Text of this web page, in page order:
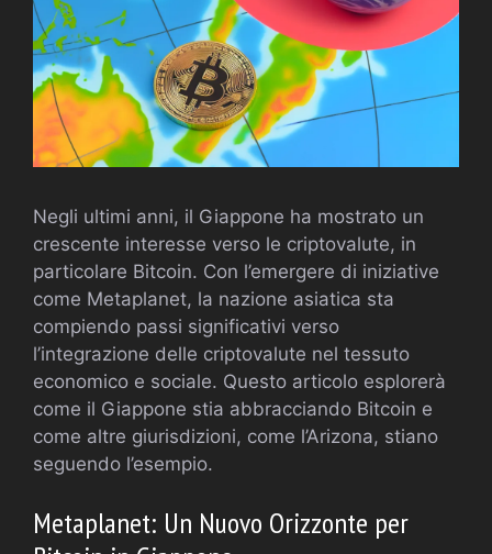
Negli ultimi anni, il Giappone ha mostrato un
crescente interesse verso le criptovalute, in
particolare Bitcoin. Con l’emergere di iniziative
come Metaplanet, la nazione asiatica sta
compiendo passi significativi verso
l’integrazione delle criptovalute nel tessuto
economico e sociale. Questo articolo esplorerà
come il Giappone stia abbracciando Bitcoin e
come altre giurisdizioni, come l’Arizona, stiano
seguendo l’esempio.
Metaplanet: Un Nuovo Orizzonte per